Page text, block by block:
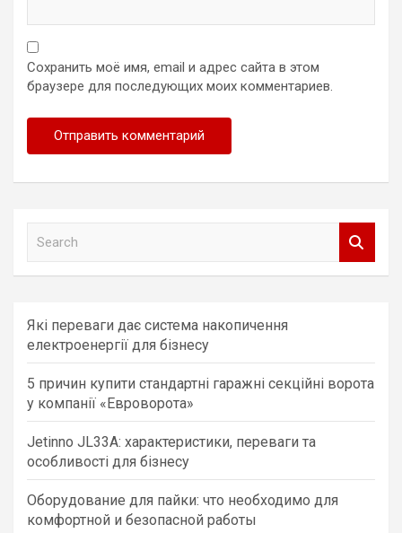
Сохранить моё имя, email и адрес сайта в этом
браузере для последующих моих комментариев.
h
Які переваги дає система накопичення
електроенергії для бізнесу
5 причин купити стандартні гаражні секційні ворота
у компанії «Евроворота»
Jetinno JL33A: характеристики, переваги та
особливості для бізнесу
Оборудование для пайки: что необходимо для
комфортной и безопасной работы